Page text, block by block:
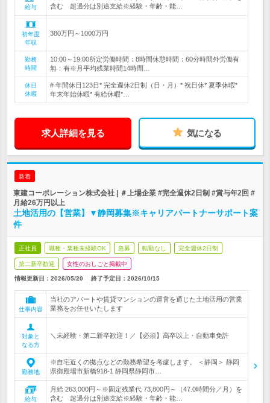
給与
含む 超過分は別途支給※経験・年齢・能…
初年度
年収
380万円～1000万円
勤務
時間
10:00～19:00所定労働時間：8時間休憩時間：60分時間外労働有
無：有※月平均残業時間14時間…
休日
休暇
# 年間休日123日* 完全週休2日制（日・月）* 祝日休* 夏季休暇*
年末年始休暇* 有給休暇*…
求人詳細を見る 気になる
新着
東建コーポレーション株式会社 | ＃上場企業 #完全週休2日制 #賞与年2回 #
月給26万円以上
土地活用の【営業】▼静岡募集※キャリアパートナーサポート案
件
正社員 職種・業種未経験OK 急募 転勤なし 完全週休2日制
第二新卒歓迎 女性のおしごと掲載中
情報更新日：2026/05/20 終了予定日： 2026/10/15
仕事内容
当社のアパートや賃貸マンションの運営を通じた土地活用の営業
業務をお任せいたします
対象と
なる方
＼未経験・第二新卒歓迎！／【必須】高卒以上・自動車免許
勤務地
※自宅近くの拠点などの勤務希望を考慮します。 ＜静岡＞ 静岡
県御殿場市新橋918-1 静岡県静岡市…
給与
月給 263,000円～※固定残業代 73,800円～（47.0時間分／月）を
含む 超過分は別途支給※経験・年齢・能…